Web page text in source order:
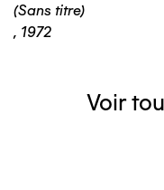
(Sans titre)
, 1972
Voir